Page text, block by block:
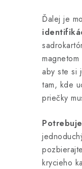
Ďalej je
aby ste si
tam, kde
priečky
krycieho